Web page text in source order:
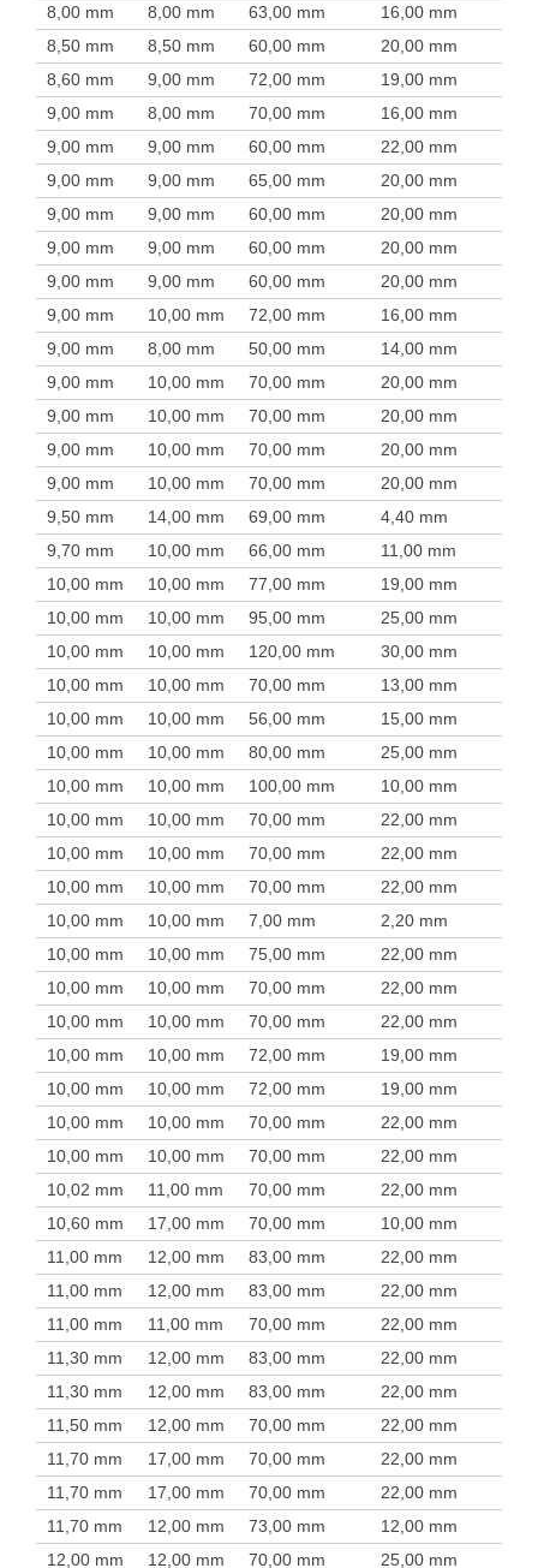
8,00 mm
8,00 mm 63,00 mm 16,00 mm
8,50 mm
8,50 mm 60,00 mm 20,00 mm
8,60 mm
9,00 mm 72,00 mm 19,00 mm
9,00 mm
8,00 mm 70,00 mm 16,00 mm
9,00 mm
9,00 mm 60,00 mm 22,00 mm
9,00 mm
9,00 mm 65,00 mm 20,00 mm
9,00 mm
9,00 mm 60,00 mm 20,00 mm
9,00 mm
9,00 mm 60,00 mm 20,00 mm
9,00 mm
9,00 mm 60,00 mm 20,00 mm
9,00 mm
10,00 mm 72,00 mm 16,00 mm
9,00 mm
8,00 mm 50,00 mm 14,00 mm
9,00 mm
10,00 mm 70,00 mm 20,00 mm
9,00 mm
10,00 mm 70,00 mm 20,00 mm
9,00 mm
10,00 mm 70,00 mm 20,00 mm
9,00 mm
10,00 mm 70,00 mm 20,00 mm
9,50 mm
14,00 mm 69,00 mm 4,40 mm
9,70 mm
10,00 mm 66,00 mm 11,00 mm
10,00 mm
10,00 mm 77,00 mm 19,00 mm
10,00 mm
10,00 mm 95,00 mm 25,00 mm
10,00 mm
10,00 mm 120,00 mm 30,00 mm
10,00 mm
10,00 mm 70,00 mm 13,00 mm
10,00 mm
10,00 mm 56,00 mm 15,00 mm
10,00 mm
10,00 mm 80,00 mm 25,00 mm
10,00 mm
10,00 mm 100,00 mm 10,00 mm
10,00 mm
10,00 mm 70,00 mm 22,00 mm
10,00 mm
10,00 mm 70,00 mm 22,00 mm
10,00 mm
10,00 mm 70,00 mm 22,00 mm
10,00 mm
10,00 mm 7,00 mm 2,20 mm
10,00 mm
10,00 mm 75,00 mm 22,00 mm
10,00 mm
10,00 mm 70,00 mm 22,00 mm
10,00 mm
10,00 mm 70,00 mm 22,00 mm
10,00 mm
10,00 mm 72,00 mm 19,00 mm
10,00 mm
10,00 mm 72,00 mm 19,00 mm
10,00 mm
10,00 mm 70,00 mm 22,00 mm
10,00 mm
10,00 mm 70,00 mm 22,00 mm
10,02 mm
11,00 mm 70,00 mm 22,00 mm
10,60 mm
17,00 mm 70,00 mm 10,00 mm
11,00 mm
12,00 mm 83,00 mm 22,00 mm
11,00 mm
12,00 mm 83,00 mm 22,00 mm
11,00 mm
11,00 mm 70,00 mm 22,00 mm
11,30 mm
12,00 mm 83,00 mm 22,00 mm
11,30 mm
12,00 mm 83,00 mm 22,00 mm
11,50 mm
12,00 mm 70,00 mm 22,00 mm
11,70 mm
17,00 mm 70,00 mm 22,00 mm
11,70 mm
17,00 mm 70,00 mm 22,00 mm
11,70 mm
12,00 mm 73,00 mm 12,00 mm
12,00 mm
12,00 mm 70,00 mm 25,00 mm